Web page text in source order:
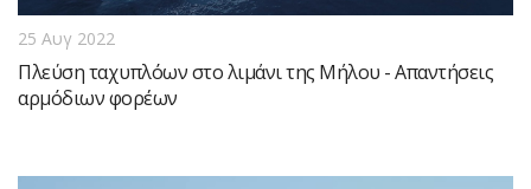
25 Αυγ 2022
Πλεύση ταχυπλόων στο λιμάνι της Μήλου - Απαντήσεις
αρμόδιων φορέων